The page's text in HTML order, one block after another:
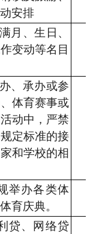
安排
月、生日、
变动等名目
、 承办或参
、体育赛事或
活动中，严禁
定标准的接
和学校的相
举办各类体
体育庆典。
贷、
网络贷